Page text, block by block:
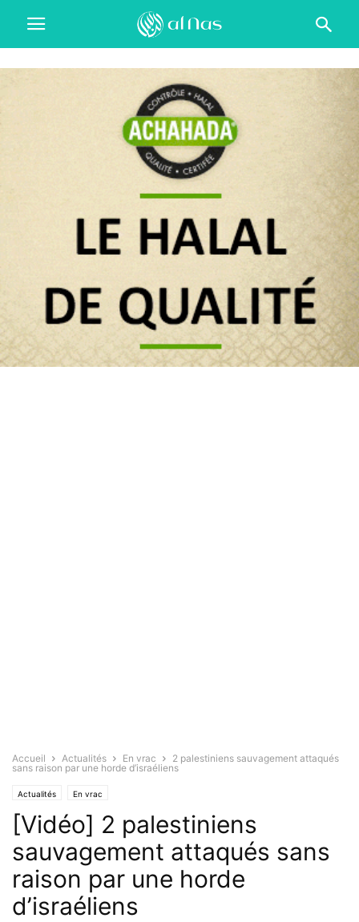
Accueil Actualités En vrac
2 palestiniens sauvagement attaqués
sans raison par une horde d’israéliens
Actualités En vrac
[Vidéo] 2 palestiniens
sauvagement attaqués sans
raison par une horde
d’israéliens